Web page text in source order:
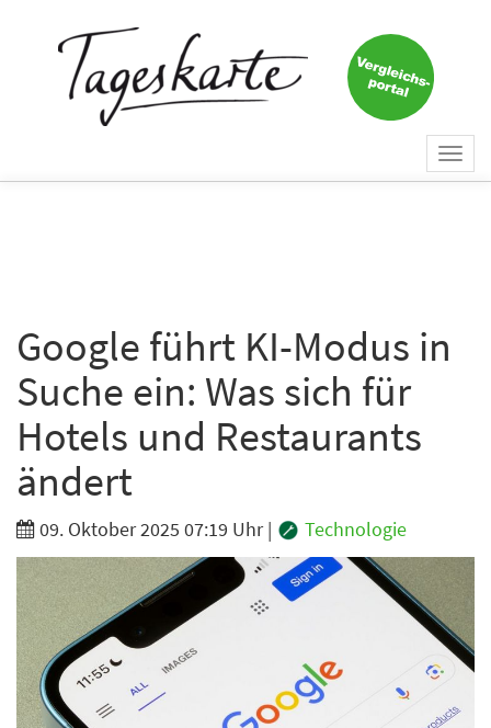
Google führt KI-Modus in
Suche ein: Was sich für
Hotels und Restaurants
ändert
09. Oktober 2025 07:19 Uhr| Technologie